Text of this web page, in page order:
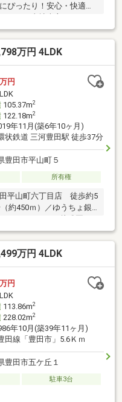
ぴったり！安心・快適な
まに、当社売主だからこ
ベーション済みで即入居
心をサポート・回遊動線
WIC＋備え付けのキッチ
々LDKでお子様を見守り
ル採用で廊下・階段もゆ
予定・設備保証加入予定
万円 4LDK
万円
105.37m2
122.18m2
年11月(築6年10ヶ月)
状鉄道 三河豊田駅 徒歩37分
豊田市平山町５
所有権
平山町六丁目店 徒歩約5
約450ｍ）／ゆうちょ銀
院 徒歩約14分（約1100
1280ｍ）／スギドラッグ
万円 4LDK
万円
113.86m2
228.02m2
年10月(築39年11ヶ月)
田線「豊田市」5.6Ｋｍ
豊田市五ケ丘１
駐車3台